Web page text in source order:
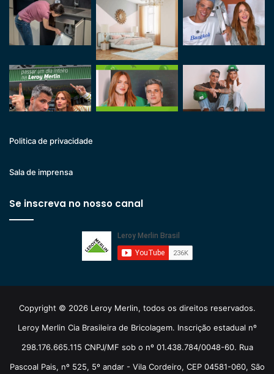
Politica de privacidade
Sala de imprensa
Se inscreva no nosso canal
Copyright © 2026 Leroy Merlin, todos os direitos reservados.
Leroy Merlin Cia Brasileira de Bricolagem. Inscrição estadual nº
298.176.665.115 CNPJ/MF sob o nº 01.438.784/0048-60. Rua
Pascoal Pais, nº 525, 5º andar - Vila Cordeiro, CEP 04581-060, São